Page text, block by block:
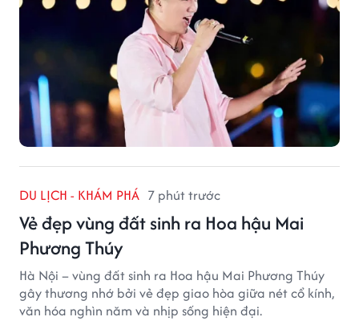
DU LỊCH - KHÁM PHÁ 7 phút trước
Vẻ đẹp vùng đất sinh ra Hoa hậu Mai
Phương Thúy
Hà Nội – vùng đất sinh ra Hoa hậu Mai Phương Thúy
gây thương nhớ bởi vẻ đẹp giao hòa giữa nét cổ kính,
văn hóa nghìn năm và nhịp sống hiện đại.